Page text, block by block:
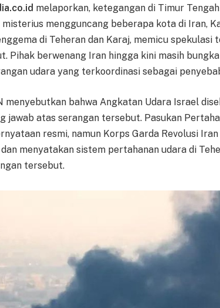
melaporkan, ketegangan di Timur
mengguncang beberapa kota di Iran,
di Teheran dan Karaj, memicu
Pihak berwenang Iran hingga kini masih
udara yang terkoordinasi sebagai
menyebutkan bahwa Angkatan Udara Israel
jawab atas serangan tersebut. Pasukan
resmi, namun Korps Garda Revolusi
menyatakan sistem pertahanan udara di
tersebut.